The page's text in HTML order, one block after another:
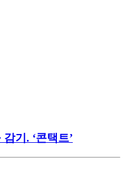
기. ‘콘택트’